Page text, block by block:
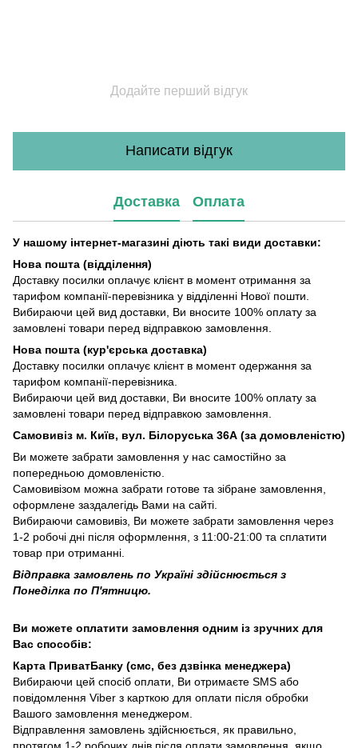
Додайте перший відгук
Написати відгук
Доставка Оплата
У нашому інтернет-магазині діють такі види доставки:
Нова пошта (відділення)
Доставку посилки оплачує клієнт в момент отримання за
тарифом компанії-перевізника у відділенні Нової пошти.
Вибираючи цей вид доставки, Ви вносите 100% оплату за
замовлені товари перед відправкою замовлення.
Нова пошта (кур'єрська доставка)
Доставку посилки оплачує клієнт в момент одержання за
тарифом компанії-перевізника.
Вибираючи цей вид доставки, Ви вносите 100% оплату за
замовлені товари перед відправкою замовлення.
Самовивіз м. Київ, вул. Білоруська 36А (за домовленістю)
Ви можете забрати замовлення у нас самостійно за
попередньою домовленістю.
Самовивізом можна забрати готове та зібране замовлення,
оформлене заздалегідь Вами на сайті.
Вибираючи самовивіз, Ви можете забрати замовлення через
1-2 робочі дні після оформлення, з 11:00-21:00 та сплатити
товар при отриманні.
Відправка замовлень по Україні здійснюється з
Понеділка по П'ятницю.
Ви можете оплатити замовлення одним із зручних для
Вас способів:
Карта ПриватБанку (смс, без дзвінка менеджера)
Вибираючи цей спосіб оплати, Ви отримаєте SMS або
повідомлення Viber з карткою для оплати після обробки
Вашого замовлення менеджером.
Відправлення замовлень здійснюється, як правильно,
протягом 1-2 робочих днів після оплати замовлення, якщо